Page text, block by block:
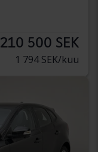
210 500 SEK
1 794 SEK/kuu